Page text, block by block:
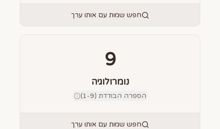
חפש שמות עם אותו ערך
9
נומרולוגיה
הספרה הבודדת (1-9)
חפש שמות עם אותו ערך